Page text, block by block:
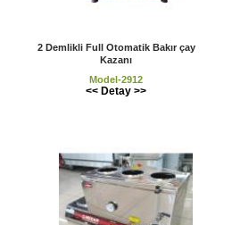
2 Demlikli Full Otomatik Bakır çay
Kazanı
Model-2912
<< Detay >>